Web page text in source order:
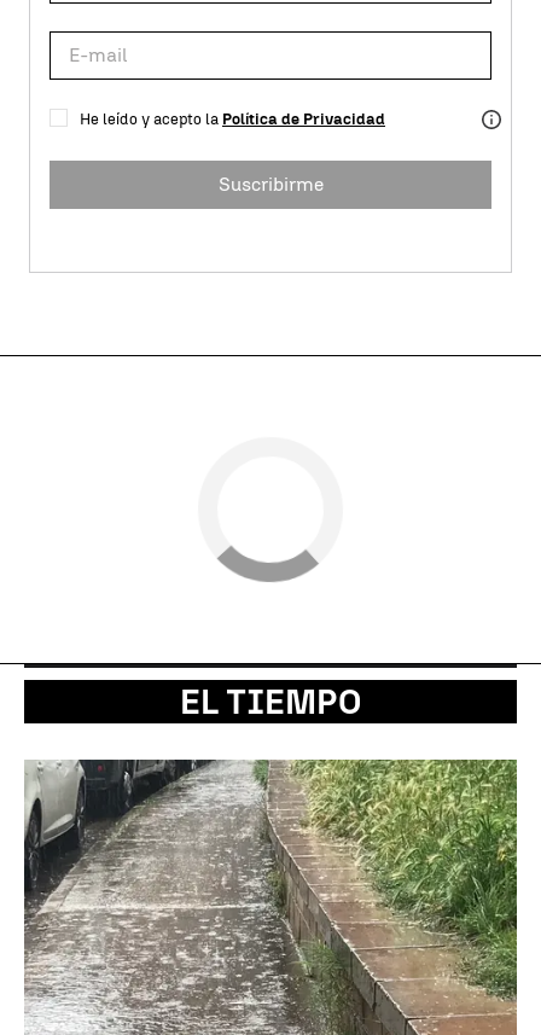
He leído y acepto la Política de Privacidad
Suscribirme
EL TIEMPO